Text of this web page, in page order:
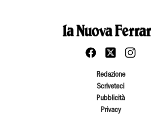
Redazione
Scriveteci
Pubblicità
Privacy